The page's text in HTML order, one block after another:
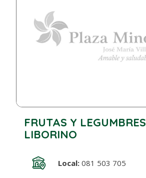
FRUTAS Y LEGUMBRES
LIBORINO
Local:081 503 705